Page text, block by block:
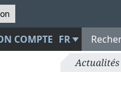
COMPTE FR
Actualités